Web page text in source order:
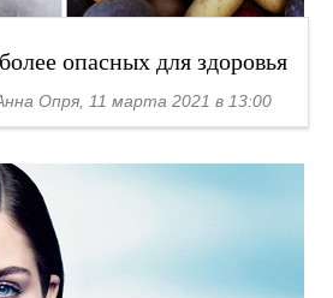
опасных для здоровья
Опря, 11 марта 2021 в 13:00